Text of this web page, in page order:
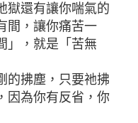
獄還有讓你喘氣的
間，讓你痛苦一
」，就是「苦無
的拂塵，只要祂拂
因為你有反省，你